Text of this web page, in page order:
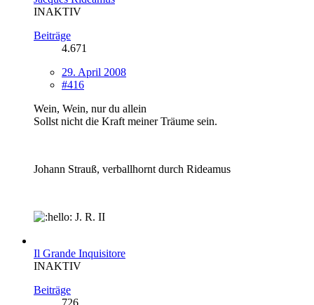
INAKTIV
Beiträge
4.671
29. April 2008
#416
Wein, Wein, nur du allein
Sollst nicht die Kraft meiner Träume sein.
Johann Strauß, verballhornt durch Rideamus
J. R. II
Il Grande Inquisitore
INAKTIV
Beiträge
726